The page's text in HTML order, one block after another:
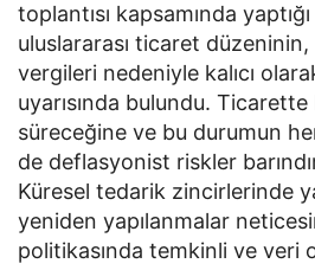
toplantısı kapsamında
uluslararası ticaret
vergileri nedeniyle kalıcı
uyarısında bulundu.
süreceğine ve bu durumun
de deflasyonist riskler
Küresel tedarik zincirlerinde
yeniden yapılanmalar
politikasında temkinli ve veri